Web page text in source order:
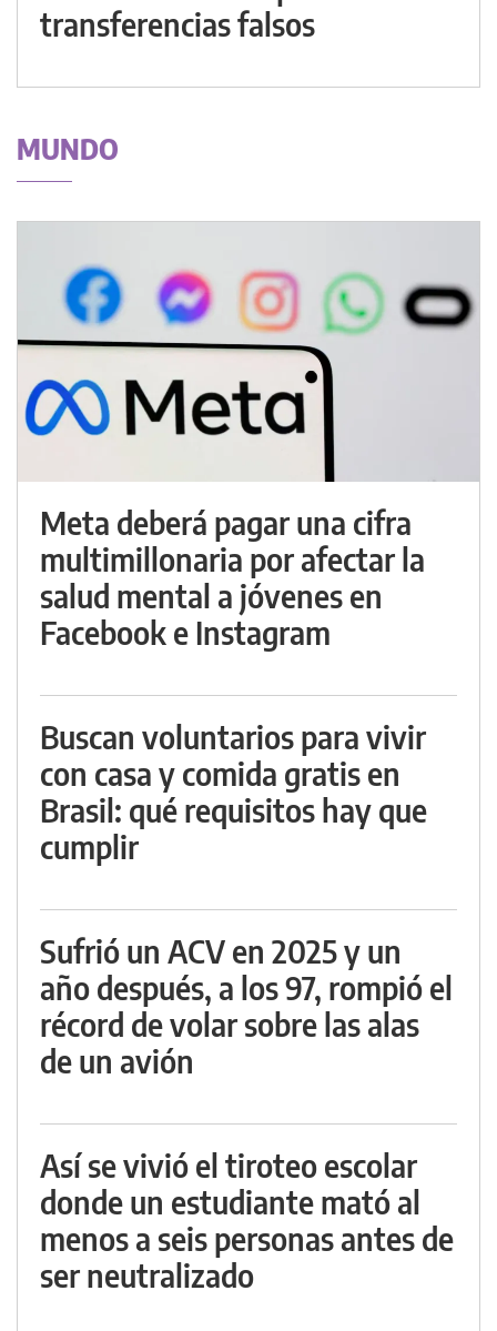
transferencias falsos
MUNDO
Meta deberá pagar una cifra
multimillonaria por afectar la
salud mental a jóvenes en
Facebook e Instagram
Buscan voluntarios para vivir
con casa y comida gratis en
Brasil: qué requisitos hay que
cumplir
Sufrió un ACV en 2025 y un
año después, a los 97, rompió el
récord de volar sobre las alas
de un avión
Así se vivió el tiroteo escolar
donde un estudiante mató al
menos a seis personas antes de
ser neutralizado